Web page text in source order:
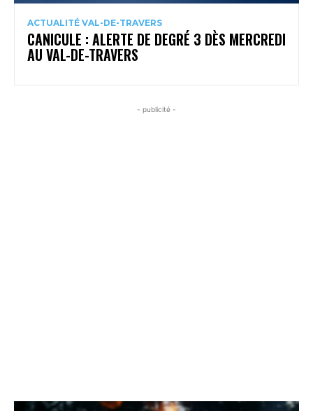
ACTUALITÉ VAL-DE-TRAVERS
CANICULE : ALERTE DE DEGRÉ 3 DÈS MERCREDI
AU VAL-DE-TRAVERS
- publicité -